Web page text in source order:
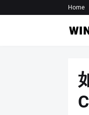
Home